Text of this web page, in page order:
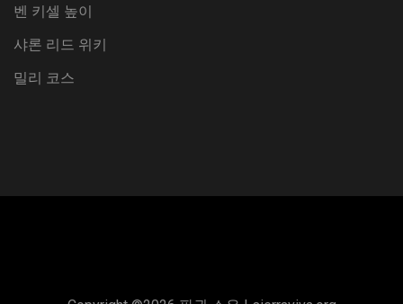
벤 키셀 높이
샤론 리드 위키
밀리 코스